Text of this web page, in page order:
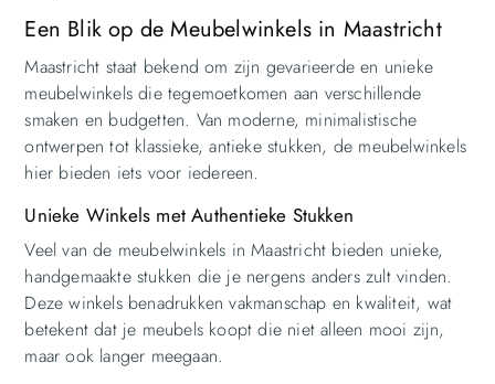
Een Blik op de Meubelwinkels in Maastricht
Maastricht staat bekend om zijn gevarieerde en unieke
meubelwinkels die tegemoetkomen aan verschillende
smaken en budgetten. Van moderne, minimalistische
ontwerpen tot klassieke, antieke stukken, de meubelwinkels
hier bieden iets voor iedereen.
Unieke Winkels met Authentieke Stukken
Veel van de meubelwinkels in Maastricht bieden unieke,
handgemaakte stukken die je nergens anders zult vinden.
Deze winkels benadrukken vakmanschap en kwaliteit, wat
betekent dat je meubels koopt die niet alleen mooi zijn,
maar ook langer meegaan.